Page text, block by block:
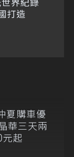
打造
夏購車優
華三天兩
起